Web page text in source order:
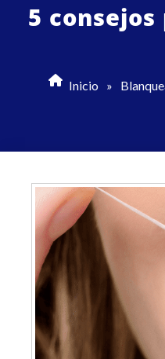
5
Inicio »